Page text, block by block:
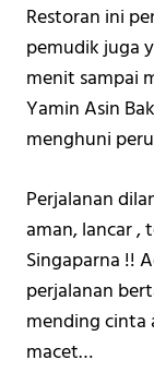
Restoran ini
pemudik juga
menit sampai
Yamin Asin
menghuni
Perjalanan
aman, lancar ,
Singaparna !!
perjalanan
mending cinta
macet…